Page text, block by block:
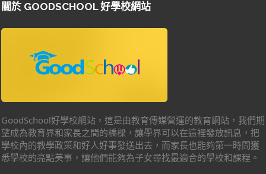
關於 GOODSCHOOL 好學校網站
GoodSchool好學校網站，這是由教育傳媒營運的教育網站，我們期
望成為教育界和家長之間的橋樑，讓學界可以在這裡發放訊息，把
學校內的教學政策和好人好事發送出去，而家長也能夠第一時間獲
悉學校的亮點美事，讓他們能夠為子女尋找最適合的學校和課程。